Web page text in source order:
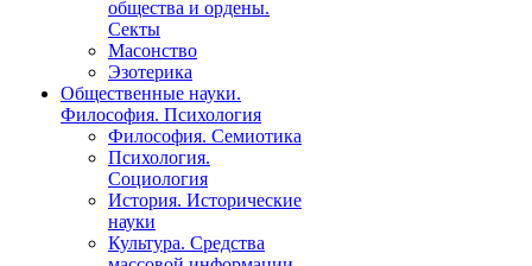
общества и ордены.
Секты
Масонство
Эзотерика
Общественные науки.
Философия. Психология
Философия. Семиотика
Психология.
Социология
История. Исторические
науки
Культура. Средства